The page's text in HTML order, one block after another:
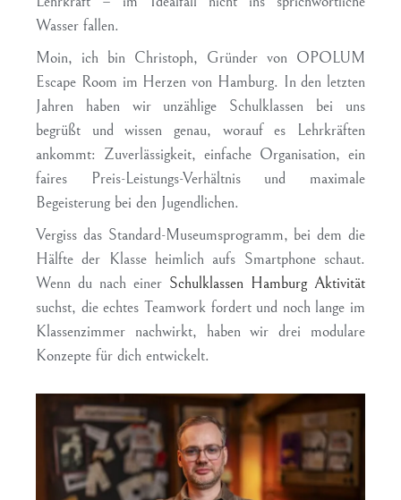
Wasser fallen.
Moin, ich bin Christoph, Gründer von OPOLUM
Escape Room im Herzen von Hamburg. In den letzten
Jahren haben wir unzählige Schulklassen bei uns
begrüßt und wissen genau, worauf es Lehrkräften
ankommt: Zuverlässigkeit, einfache Organisation, ein
faires Preis-Leistungs-Verhältnis und maximale
Begeisterung bei den Jugendlichen.
Vergiss das Standard-Museumsprogramm, bei dem die
Hälfte der Klasse heimlich aufs Smartphone schaut.
Wenn du nach einer Schulklassen Hamburg Aktivität
suchst, die echtes Teamwork fordert und noch lange im
Klassenzimmer nachwirkt, haben wir drei modulare
Konzepte für dich entwickelt.